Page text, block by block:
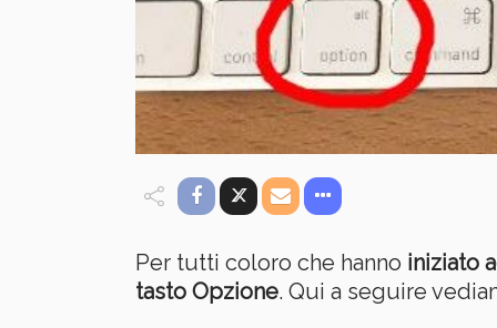
Per tutti coloro che hanno iniziato
tasto Opzione. Qui a seguire